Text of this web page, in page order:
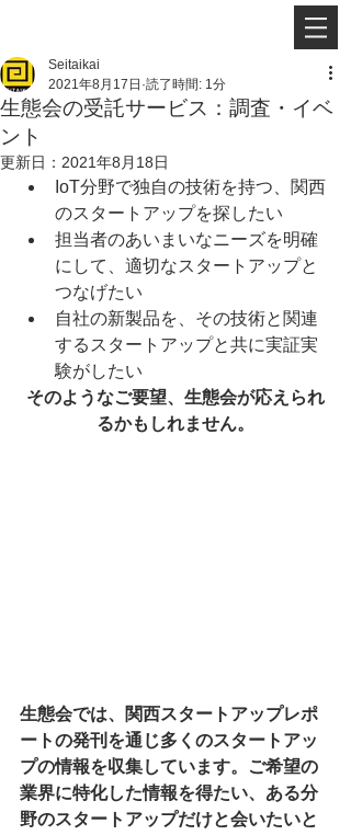
生態会の受託サービス：調査・イベ
ント
Seitaikai
2021年8月17日 読了時間: 1分
更新日： 2021年8月18日
IoT分野で独自の技術を持つ、関西
のスタートアップを探したい
担当者のあいまいなニーズを明確
にして、適切なスタートアップと
つなげたい
自社の新製品を、その技術と関連
するスタートアップと共に実証実
験がしたい
そのようなご要望、生態会が応えられ
るかもしれません。
生態会では、関西スタートアップレポ
ートの発刊を通じ多くのスタートアッ
プの情報を収集しています。ご希望の
業界に特化した情報を得たい、ある分
野のスタートアップだけと会いたいと